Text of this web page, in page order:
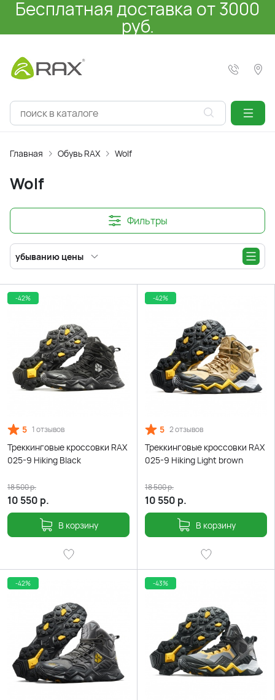
Бесплатная доставка от 3000
руб.
Главная Обувь RAX Wolf
Wolf
Фильтры
убыванию цены
-42%
5 1 отзывов
Треккинговые кроссовки RAX
025-9 Hiking Black
10 550 р.
18 500р.
В корзину
-42%
5 2 отзывов
Треккинговые кроссовки RAX
025-9 Hiking Light brown
10 550 р.
18 500р.
В корзину
-42% -43%